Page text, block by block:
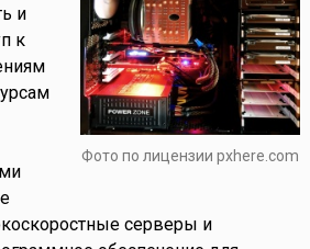
Фото по лицензии pxhere.com
и
к
серверы и